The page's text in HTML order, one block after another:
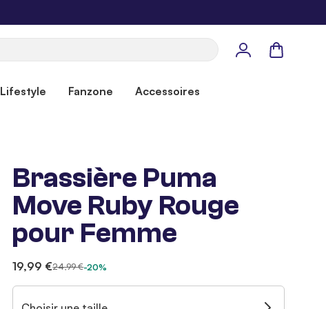
Panier
Lifestyle Fanzone Accessoires
Brassière Puma
Move Ruby Rouge
pour Femme
19,99 €24,99 €-20%